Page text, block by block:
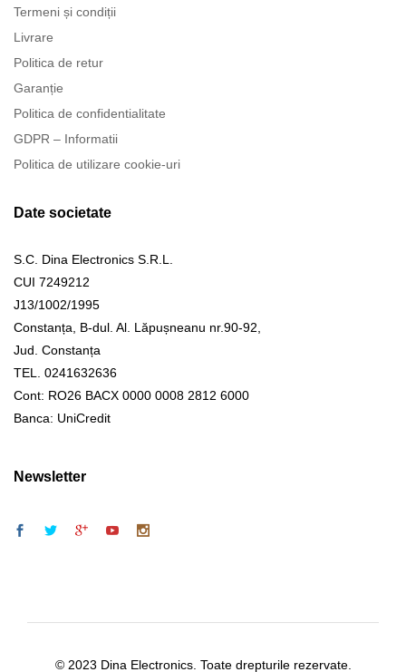
Termeni și condiții
Livrare
Politica de retur
Garanție
Politica de confidentialitate
GDPR – Informatii
Politica de utilizare cookie-uri
Date societate
S.C. Dina Electronics S.R.L.
CUI 7249212
J13/1002/1995
Constanța, B-dul. Al. Lăpușneanu nr.90-92,
Jud. Constanța
TEL. 0241632636
Cont: RO26 BACX 0000 0008 2812 6000
Banca: UniCredit
Newsletter
© 2023 Dina Electronics. Toate drepturile rezervate.